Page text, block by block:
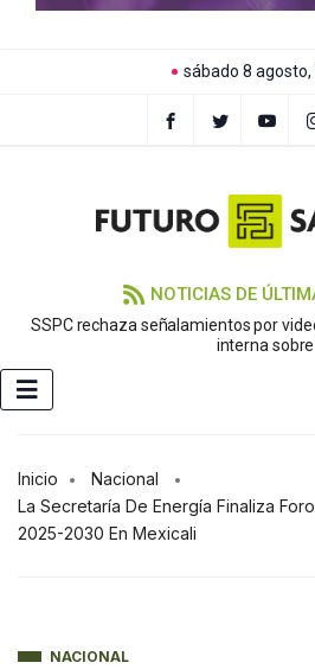
sábado 8 agosto,
NOTICIAS DE
SSPC rechaza señalamientos por
interna sobre
Inicio
Nacional
La Secretaría De Energía Finaliza
2025-2030 En Mexicali
NACIONAL